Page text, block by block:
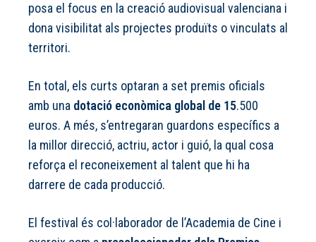
posa el focus en la creació audiovisual valenciana i
dona visibilitat als projectes produïts o vinculats al
territori.
En total, els curts optaran a set premis oficials
amb una dotació econòmica global de 15.500
euros. A més, s’entregaran guardons específics a
la millor direcció, actriu, actor i guió, la qual cosa
reforça el reconeixement al talent que hi ha
darrere de cada producció.
El festival és col·laborador de l’Academia de Cine i